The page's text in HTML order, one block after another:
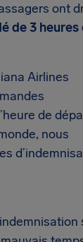
ont
de 3 heures
Airlines
de
nous